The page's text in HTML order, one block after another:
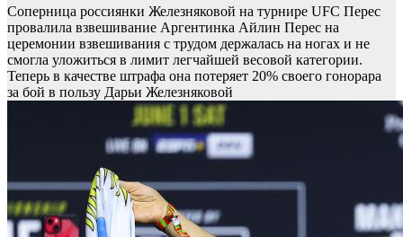
Соперница россиянки Железняковой на турнире UFC Перес
провалила взвешивание Аргентинка Айлин Перес на
церемонии взвешивания с трудом держалась на ногах и не
смогла уложиться в лимит легчайшей весовой категории.
Теперь в качестве штрафа она потеряет 20% своего гонорара
за бой в пользу Дарьи Железняковой